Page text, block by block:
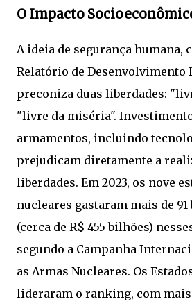
O Impacto
A ideia de segurança humana,
Relatório de Desenvolvimento
preconiza duas liberdades:
"livre da miséria".
armamentos, incluindo
prejudicam diretamente a
liberdades. Em 2023, os nove
nucleares gastaram mais de
(cerca de R$ 455 bilhões)
segundo a Campanha
as Armas Nucleares. Os
lideraram o ranking, com mais